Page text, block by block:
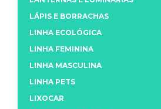
LÁPIS E BORRACHAS
LINHA ECOLÓGICA
LINHA FEMININA
LINHA MASCULINA
LINHA PETS
LIXOCAR